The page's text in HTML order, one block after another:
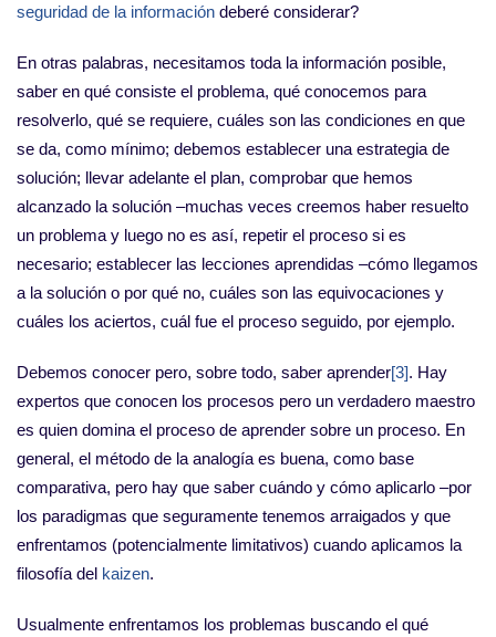
seguridad de la información deberé considerar?
En otras palabras, necesitamos toda la información posible,
saber en qué consiste el problema, qué conocemos para
resolverlo, qué se requiere, cuáles son las condiciones en que
se da, como mínimo; debemos establecer una estrategia de
solución; llevar adelante el plan, comprobar que hemos
alcanzado la solución –muchas veces creemos haber resuelto
un problema y luego no es así, repetir el proceso si es
necesario; establecer las lecciones aprendidas –cómo llegamos
a la solución o por qué no, cuáles son las equivocaciones y
cuáles los aciertos, cuál fue el proceso seguido, por ejemplo.
Debemos conocer pero, sobre todo, saber aprender[3]. Hay
expertos que conocen los procesos pero un verdadero maestro
es quien domina el proceso de aprender sobre un proceso. En
general, el método de la analogía es buena, como base
comparativa, pero hay que saber cuándo y cómo aplicarlo –por
los paradigmas que seguramente tenemos arraigados y que
enfrentamos (potencialmente limitativos) cuando aplicamos la
filosofía del kaizen.
Usualmente enfrentamos los problemas buscando el qué